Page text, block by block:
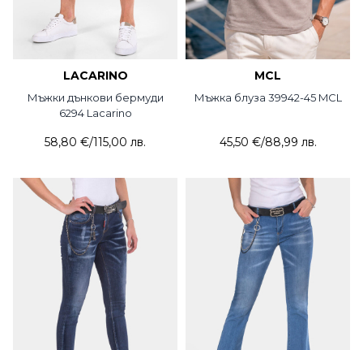
LACARINO
Мъжки дънкови бермуди
6294 Lacarino
58,80 €/115,00 лв.
MCL
Мъжка блуза 39942-45 MCL
45,50 €/88,99 лв.